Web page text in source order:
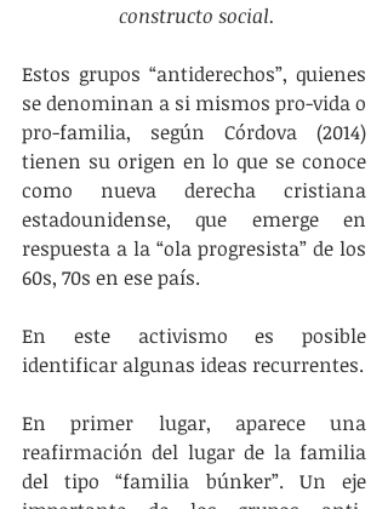
constructo social.
Estos grupos “antiderechos”, quienes
se denominan a si mismos pro-vida o
pro-familia, según Córdova (2014)
tienen su origen en lo que se conoce
como nueva derecha cristiana
estadounidense, que emerge en
respuesta a la “ola progresista” de los
60s, 70s en ese país.
En este activismo es posible
identificar algunas ideas recurrentes.
En primer lugar, aparece una
reafirmación del lugar de la familia
del tipo “familia búnker”. Un eje